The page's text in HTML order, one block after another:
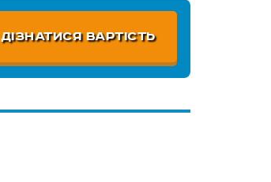
ДІЗНАТИСЯ ВАРТІСТЬ